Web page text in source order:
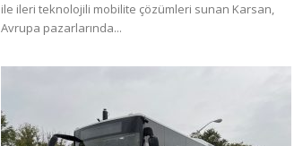
ile ileri teknolojili mobilite çözümleri sunan Karsan,
Avrupa pazarlarında...